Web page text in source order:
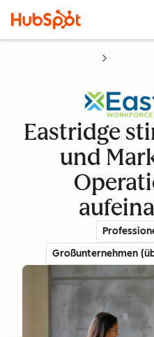
Eastridge
und
Großunternehmen